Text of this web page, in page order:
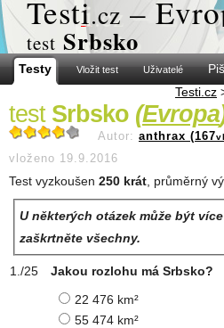
Testi.cz –
test Srbsko
Testy Vložit test Uživatelé
Testi.cz
test Srbsko (Evropa
Autor: anthrax (167
vloženo 19.9.2016
Test vyzkoušen 250 krát , průměrný
U některých otázek může být
zaškrtněte všechny.
Jakou rozlohu má Srbsko?
22 476 km²
55 474 km²